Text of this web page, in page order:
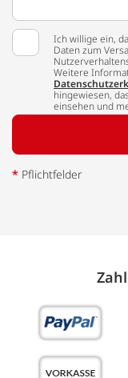
Ich willige ein,
Daten zum
Weitere
hingewiesen,
einsehen und
* Pflichtfelder